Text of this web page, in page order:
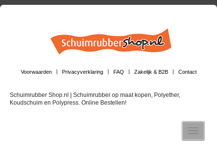
Voorwaarden Privacyverklaring FAQ Zakelijk & B2B Contact
Schuimrubber Shop.nl | Schuimrubber op maat kopen, Polyether,
Koudschuim en Polypress. Online Bestellen!
Toggle